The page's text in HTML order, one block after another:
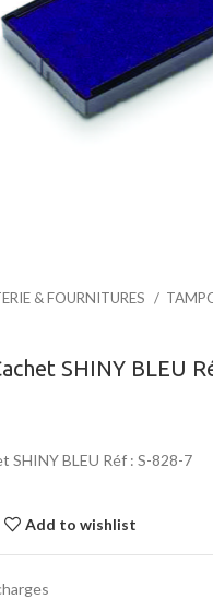
& FOURNITURES
SHINY BLEU
SHINY BLEU Réf : S-828-7
Add to wishlist